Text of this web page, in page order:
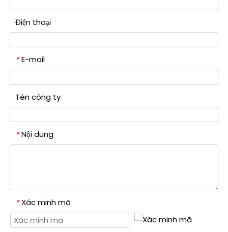
Điện thoại
* E-mail
Tên công ty
* Nội dung
* Xác minh mã